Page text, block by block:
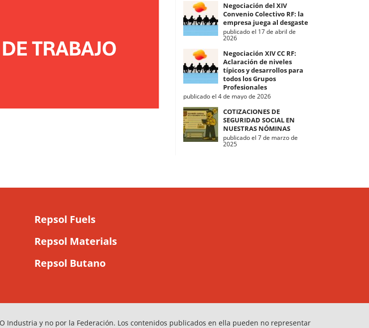
Negociación del XIV
Convenio Colectivo RF: la
empresa juega al desgaste
publicado el 17 de abril de
2026
Negociación XIV CC RF:
Aclaración de niveles
típicos y desarrollos para
todos los Grupos
Profesionales
publicado el 4 de mayo de 2026
COTIZACIONES DE
SEGURIDAD SOCIAL EN
NUESTRAS NÓMINAS
publicado el 7 de marzo de
2025
Repsol Fuels
Repsol Materials
Repsol Butano
Industria y no por la Federación. Los contenidos publicados en ella pueden no representar